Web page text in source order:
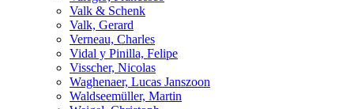
Valk & Schenk
Valk, Gerard
Verneau, Charles
Vidal y Pinilla, Felipe
Visscher, Nicolas
Waghenaer, Lucas Janszoon
Waldseemüller, Martin